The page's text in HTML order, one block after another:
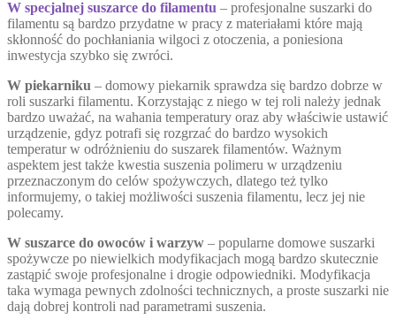
W specjalnej suszarce do filamentu – profesjonalne suszarki do
filamentu są bardzo przydatne w pracy z materiałami które mają
skłonność do pochłaniania wilgoci z otoczenia, a poniesiona
inwestycja szybko się zwróci.
W piekarniku – domowy piekarnik sprawdza się bardzo dobrze w
roli suszarki filamentu. Korzystając z niego w tej roli należy jednak
bardzo uważać, na wahania temperatury oraz aby właściwie ustawić
urządzenie, gdyz potrafi się rozgrzać do bardzo wysokich
temperatur w odróżnieniu do suszarek filamentów. Ważnym
aspektem jest także kwestia suszenia polimeru w urządzeniu
przeznaczonym do celów spożywczych, dlatego też tylko
informujemy, o takiej możliwości suszenia filamentu, lecz jej nie
polecamy.
W suszarce do owoców i warzyw – popularne domowe suszarki
spożywcze po niewielkich modyfikacjach mogą bardzo skutecznie
zastąpić swoje profesjonalne i drogie odpowiedniki. Modyfikacja
taka wymaga pewnych zdolności technicznych, a proste suszarki nie
dają dobrej kontroli nad parametrami suszenia.